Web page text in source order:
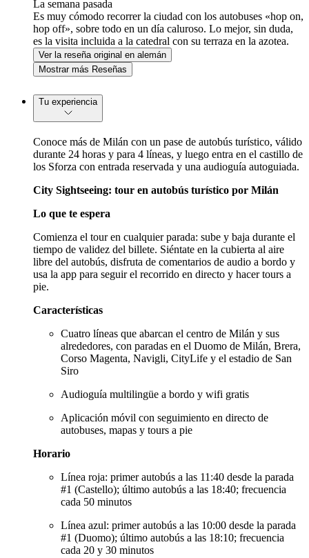
La semana pasada
Es muy cómodo recorrer la ciudad con los autobuses «hop on,
hop off», sobre todo en un día caluroso. Lo mejor, sin duda,
es la visita incluida a la catedral con su terraza en la azotea.
Ver la reseña original en alemán
Mostrar más Reseñas
Tu experiencia
Conoce más de Milán con un pase de autobús turístico, válido
durante 24 horas y para 4 líneas, y luego entra en el castillo de
los Sforza con entrada reservada y una audioguía autoguiada.
City Sightseeing: tour en autobús turístico por Milán
Lo que te espera
Comienza el tour en cualquier parada: sube y baja durante el
tiempo de validez del billete. Siéntate en la cubierta al aire
libre del autobús, disfruta de comentarios de audio a bordo y
usa la app para seguir el recorrido en directo y hacer tours a
pie.
Características
Cuatro líneas que abarcan el centro de Milán y sus
alrededores, con paradas en el Duomo de Milán, Brera,
Corso Magenta, Navigli, CityLife y el estadio de San
Siro
Audioguía multilingüe a bordo y wifi gratis
Aplicación móvil con seguimiento en directo de
autobuses, mapas y tours a pie
Horario
Línea roja: primer autobús a las 11:40 desde la parada
#1 (Castello); último autobús a las 18:40; frecuencia
cada 50 minutos
Línea azul: primer autobús a las 10:00 desde la parada
#1 (Duomo); último autobús a las 18:10; frecuencia
cada 20 y 30 minutos